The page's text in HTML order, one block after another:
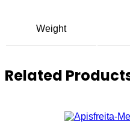
Weight
Related